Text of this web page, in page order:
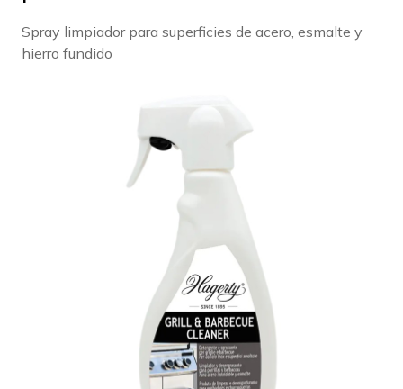
Spray limpiador para superficies de acero, esmalte y
hierro fundido